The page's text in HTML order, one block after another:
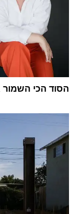
הסוד הכי השמור